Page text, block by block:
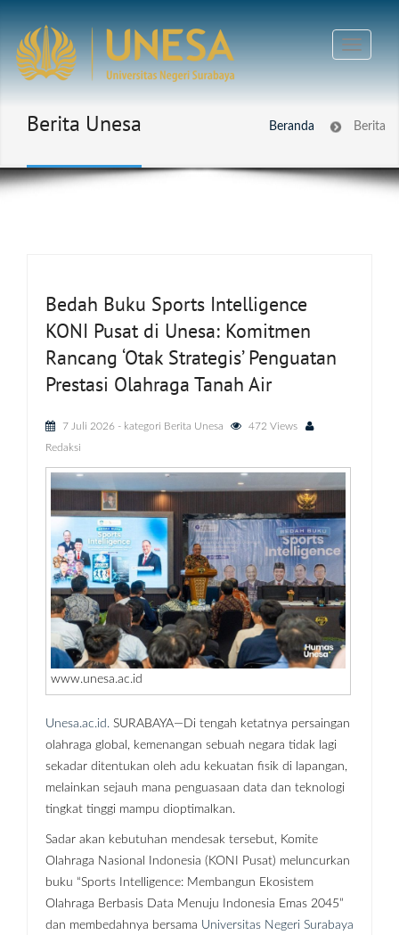
Berita Unesa Beranda Berita
Bedah Buku Sports Intelligence
KONI Pusat di Unesa: Komitmen
Rancang ‘Otak Strategis’ Penguatan
Prestasi Olahraga Tanah Air
7 Juli 2026 - kategori Berita Unesa
472 Views
Redaksi
www.unesa.ac.id
Unesa.ac.id. SURABAYA—Di tengah ketatnya persaingan
olahraga global, kemenangan sebuah negara tidak lagi
sekadar ditentukan oleh adu kekuatan fisik di lapangan,
melainkan sejauh mana penguasaan data dan teknologi
tingkat tinggi mampu dioptimalkan.
Sadar akan kebutuhan mendesak tersebut, Komite
Olahraga Nasional Indonesia (KONI Pusat) meluncurkan
buku “Sports Intelligence: Membangun Ekosistem
Olahraga Berbasis Data Menuju Indonesia Emas 2045”
dan membedahnya bersama Universitas Negeri Surabaya